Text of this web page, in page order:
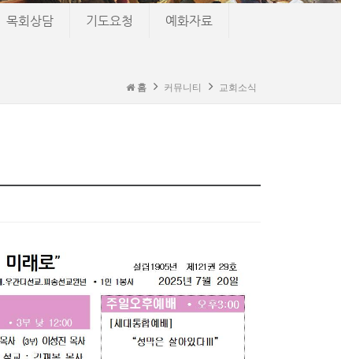
목회상담 기도요청 예화자료
홈 커뮤니티 교회소식